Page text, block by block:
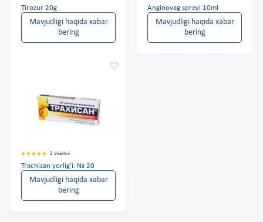
Tirozur 20g
Mavjudligi haqida xabar
bering
Anginovag spreyi 10ml
Mavjudligi haqida xabar
bering
2 sharhni
Trachisan yorlig'i. № 20
Mavjudligi haqida xabar
bering